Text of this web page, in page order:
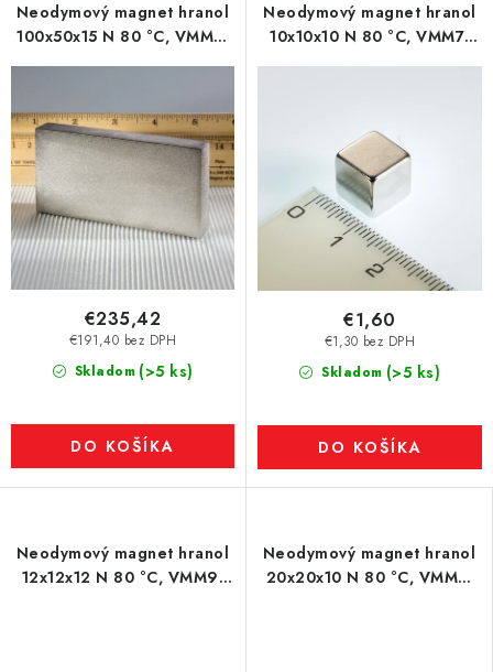
Neodymový magnet hranol
100x50x15 N 80 °C, VMM4-
N35
Skladom (>5 ks)
€191,40 bez DPH
€235,42
DO KOŠÍKA
Neodymový magnet hranol
10x10x10 N 80 °C, VMM7-
N42
Skladom (>5 ks)
€1,30 bez DPH
€1,60
DO KOŠÍKA
Neodymový magnet hranol
12x12x12 N 80 °C, VMM9-
Neodymový magnet hranol
20x20x10 N 80 °C, VMM7-